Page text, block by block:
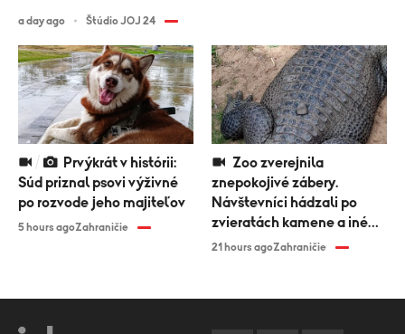
Súd priznal psovi výživné
po rozvode jeho majiteľov
5 hours agoZahraničie
znepokojivé zábery.
Návštevníci hádzali po
zvieratách kamene a iné
predmety
21 hours agoZahraničie
a day ago Štúdio JOJ 24